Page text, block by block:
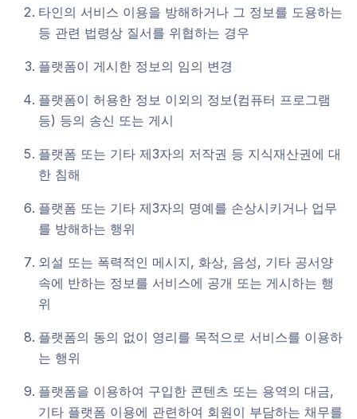
타인의 서비스 이용을 방해하거나 그 정보를 도용하는
등 관련 법령상 질서를 위협하는 경우
플랫폼이 게시한 정보의 임의 변경
플랫폼이 허용한 정보 이외의 정보(컴퓨터 프로그램
등) 등의 송신 또는 게시
플랫폼 또는 기타 제3자의 저작권 등 지식재산권에 대
한 침해
플랫폼 또는 기타 제3자의 명예를 손상시키거나 업무
를 방해하는 행위
외설 또는 폭력적인 메시지, 화상, 음성, 기타 공서양
속에 반하는 정보를 서비스에 공개 또는 게시하는 행
위
플랫폼의 동의 없이 영리를 목적으로 서비스를 이용하
는 행위
플랫폼을 이용하여 구입한 콘텐츠 또는 용역의 대금,
기타 플랫폼 이용에 관련하여 회원이 부담하는 채무를